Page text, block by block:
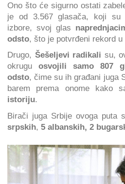
Ono što će sigurno ostati
je od 3.567 glasača, koji su
izbore, svoj glas
odsto, što je potvrđeni rekord u
Drugo, Šešeljevi radikali su,
okrugu osvojili samo 807
odsto, čime su ih građani juga
barem prema onome kako
istoriju.
Birači juga Srbije ovoga puta
srpskih, 5 albanskih, 2